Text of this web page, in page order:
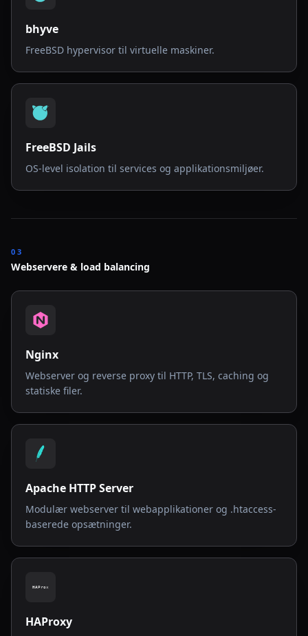
bhyve
FreeBSD hypervisor til virtuelle maskiner.
FreeBSD Jails
OS-level isolation til services og applikationsmiljøer.
03
Webservere & load balancing
Nginx
Webserver og reverse proxy til HTTP, TLS, caching og
statiske filer.
Apache HTTP Server
Modulær webserver til webapplikationer og .htaccess-
baserede opsætninger.
HAProxy